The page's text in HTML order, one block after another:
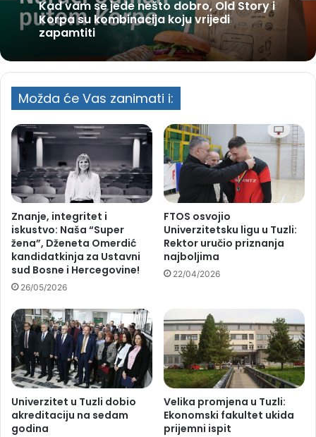
Kad vam se jede nešto dobro, Old Story i
Korpa su kombinacija koju vrijedi
zapamtiti
Možda će Vas zanimati i:
Znanje, integritet i
iskustvo: Naša “Super
žena”, Dženeta Omerdić
kandidatkinja za Ustavni
sud Bosne i Hercegovine!
26/05/2026
FTOS osvojio
Univerzitetsku ligu u Tuzli:
Rektor uručio priznanja
najboljima
22/04/2026
Univerzitet u Tuzli dobio
akreditaciju na sedam
godina
Velika promjena u Tuzli:
Ekonomski fakultet ukida
prijemni ispit